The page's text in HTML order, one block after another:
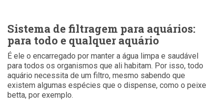
Sistema de filtragem para aquários:
para todo e qualquer aquário
É ele o encarregado por manter a água limpa e saudável
para todos os organismos que ali habitam. Por isso, todo
aquário necessita de um filtro, mesmo sabendo que
existem algumas espécies que o dispense, como o peixe
betta, por exemplo.